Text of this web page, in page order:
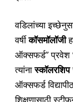
वडिलांच्या
वर्षीकॉसमॉलॉजी
ऑक्सफर्ड” प्रवेश
त्यांनास्कॉलरशिप
ऑक्सफर्ड